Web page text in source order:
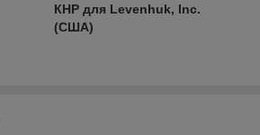
КНР для Levenhuk, Inc.
(США)